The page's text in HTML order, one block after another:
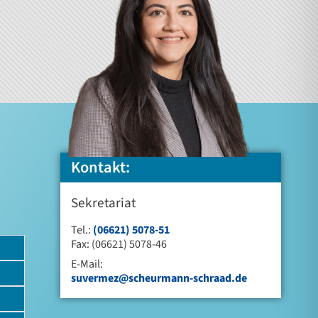
Kontakt:
Sekretariat
Tel.: (06621) 5078-51
Fax: (06621) 5078-46
E-Mail:
suvermez@scheurmann-schraad.de